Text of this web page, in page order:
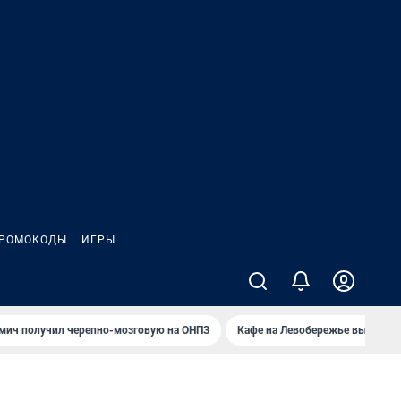
ИГРЫ
получил черепно-мозговую на ОНПЗ Кафе на Левобережье